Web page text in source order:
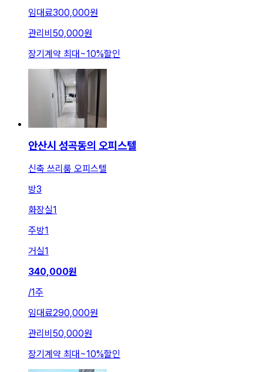
임대료300,000원
관리비 50,000원
장기계약 최대~10%할인
안산시 성곡동의 오피스텔
신축 쓰리룸 오피스텔
방3
화장실1
주방1
거실1
340,000원
/1주
임대료290,000원
관리비 50,000원
장기계약 최대 ~10%할인